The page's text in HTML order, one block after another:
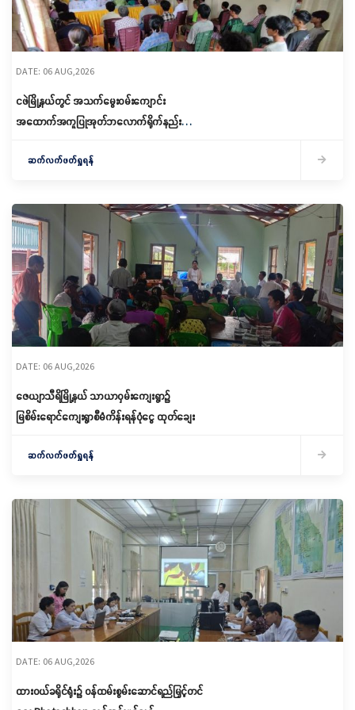
DATE: 06 AUG,2026
ငဖဲမြို့နယ်တွင် အသက်မွေးဝမ်းကျောင်း
အထောက်အကူပြုအုတ်ဘလောက်ရိုက်နည်း
ဆက်လက်ဖတ်ရှုရန်
DATE: 06 AUG,2026
ဇေယျာသီရိမြို့နယ် သာယာဝှမ်းကျေးရွာ၌
မြစိမ်းရောင်ကျေးရွာစီမံကိန်းရန်ပုံငွေ ထုတ်ချေး
ဆက်လက်ဖတ်ရှုရန်
DATE: 06 AUG,2026
ထားဝယ်ခရိုင်ရုံး၌ ဝန်ထမ်းစွမ်းဆောင်ရည်မြှင့်တင်